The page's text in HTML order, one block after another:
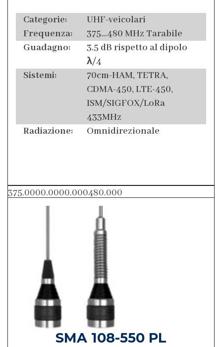
Categorie:
UHF-veicolari
Frequenza:
375…480 MHz Tarabile
Guadagno:
3.5 dB rispetto al dipolo
λ/4
Sistemi:
70cm-HAM, TETRA,
CDMA-450, LTE-450,
ISM/SIGFOX/LoRa
433MHz
Radiazione:
Omnidirezionale
375.0000.0000.000480.000
SMA 108-550 PL